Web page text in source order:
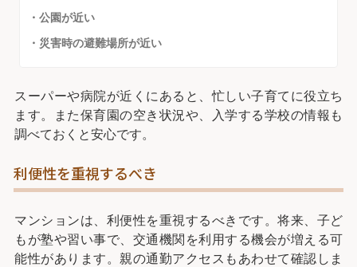
・公園が近い
・災害時の避難場所が近い
スーパーや病院が近くにあると、忙しい子育てに役立ち
ます。また保育園の空き状況や、入学する学校の情報も
調べておくと安心です。
利便性を重視するべき
マンションは、利便性を重視するべきです。将来、子ど
もが塾や習い事で、交通機関を利用する機会が増える可
能性があります。親の通勤アクセスもあわせて確認しま